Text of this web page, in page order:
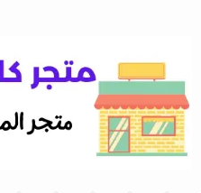
المحتوى
(اضغط
Enter)